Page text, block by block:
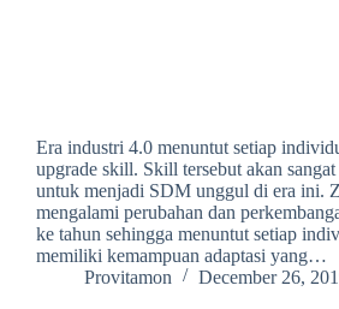
Era industri 4.0 menuntut setiap
upgrade skill. Skill tersebut akan sangat
untuk menjadi SDM unggul di era ini.
mengalami perubahan dan
ke tahun sehingga menuntut setiap
memiliki kemampuan adaptasi yang…
Provitamon
December 26,